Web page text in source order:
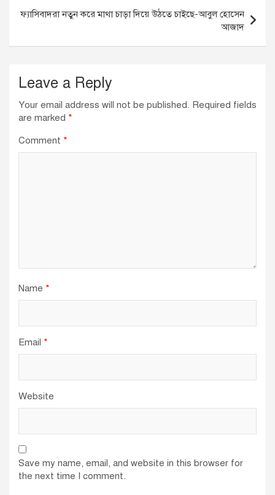
ফ্যাসিবাদরা নতুন করে মাথা চাড়া দিয়ে উঠতে চাইছে-আবুল হোসেন
আজাদ
Leave a Reply
Your email address will not be published. Required fields
are marked *
Comment *
Name *
Email *
Website
Save my name, email, and website in this browser for
the next time I comment.